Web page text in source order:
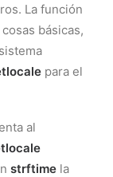
La función
básicas,
para el
al
strftime la